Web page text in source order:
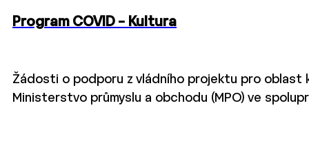
Program COVID – Kultura
Žádosti o podporu z vládního projektu pro oblast
Ministerstvo průmyslu a obchodu (MPO) ve